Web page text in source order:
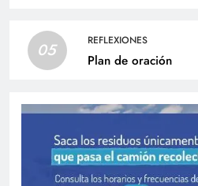
05 REFLEXIONES
Plan de oración